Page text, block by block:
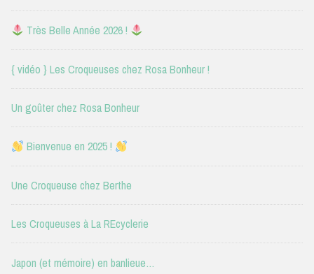
Très Belle Année 2026 !
{ vidéo } Les Croqueuses chez Rosa Bonheur !
Un goûter chez Rosa Bonheur
Bienvenue en 2025 !
Une Croqueuse chez Berthe
Les Croqueuses à La REcyclerie
Japon (et mémoire) en banlieue…